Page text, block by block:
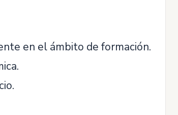
en el ámbito de formación.